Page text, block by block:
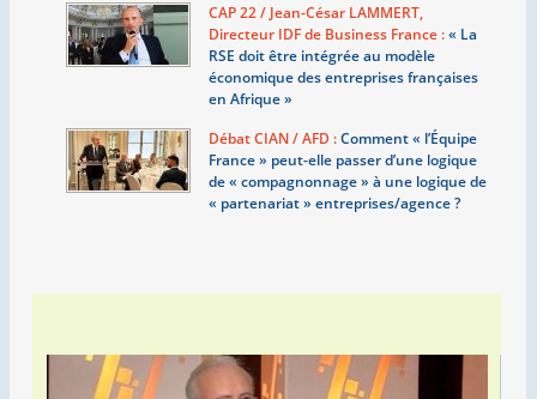
CAP 22 / Jean-César LAMMERT,
Directeur IDF de Business France :« La
RSE doit être intégrée au modèle
économique des entreprises françaises
en Afrique»
Débat CIAN / AFD :Comment « l’Équipe
France» peut-elle passer d’une logique
de « compagnonnage» à une logique de
« partenariat» entreprises/agence?